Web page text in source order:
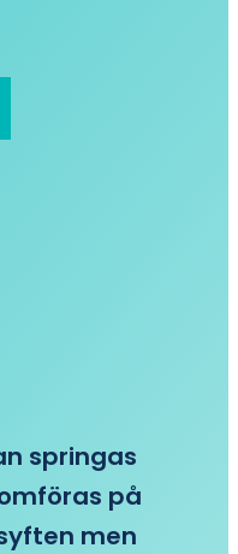
springas
på
men